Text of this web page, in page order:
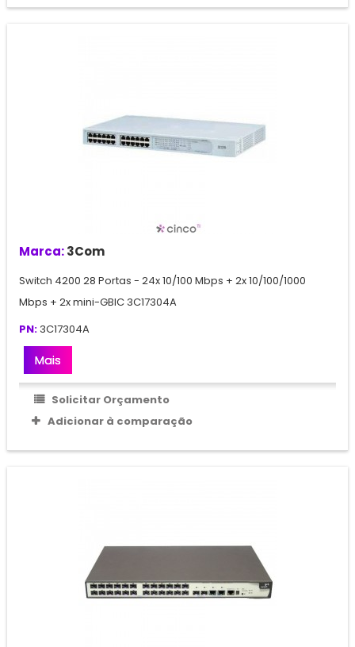
Marca:3Com
Switch 4200 28 Portas - 24x 10/100 Mbps + 2x 10/100/1000
Mbps + 2x mini-GBIC 3C17304A
PN: 3C17304A
Mais
Solicitar Orçamento
Adicionar à comparação